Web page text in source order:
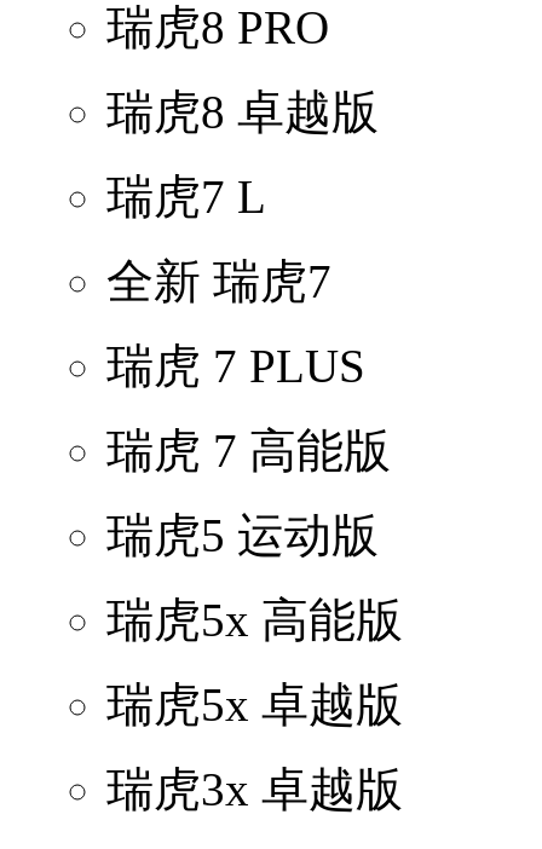
瑞虎8 PRO
瑞虎8 卓越版
瑞虎7 L
全新 瑞虎7
瑞虎 7 PLUS
瑞虎 7 高能版
瑞虎5 运动版
瑞虎5x 高能版
瑞虎5x 卓越版
瑞虎3x 卓越版